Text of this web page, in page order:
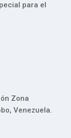
para el
Zona
Venezuela.